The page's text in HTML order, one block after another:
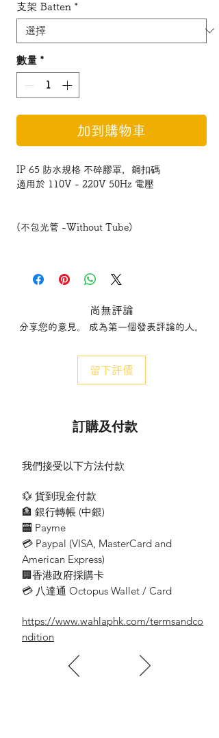
支架 Batten *
數量 *
加到購物車
IP 65 防水規格 不碎膠罩，鋼扣碼
適用於 110V - 220V 50Hz 電壓
(不包光管 -Without Tube)
尚無評論
分享您的意見。 成為第一個發表評論的人。
留下評價
訂購及付款
我們接受以下方法付款
💱 貨到現金付款
🏦 銀行轉帳 (​中銀)
🏧 Payme
💳 Paypal (VISA​, MasterCard and
American Express)
🏢香港政府採購卡
💳 八達通 Octopus Wallet / Card
https://www.wahlaphk.com/termsandco
ndition